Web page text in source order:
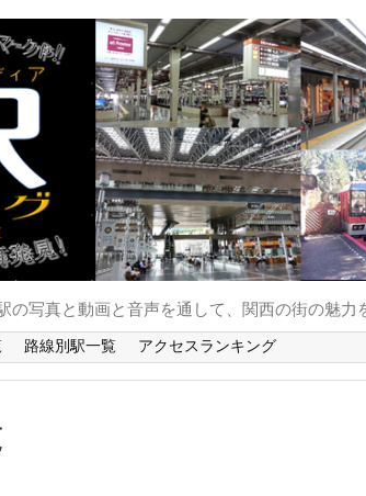
の写真と動画と音声を通して、関西の街の魅
路線別駅一覧 アクセスランキング